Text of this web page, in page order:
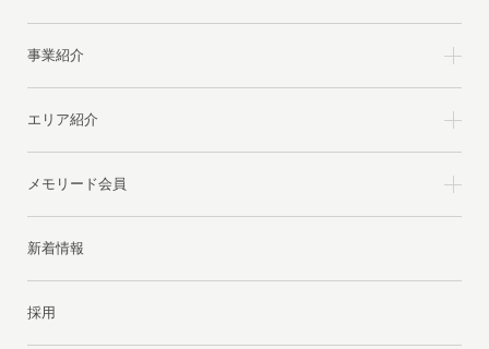
事業紹介
エリア紹介
メモリード会員
新着情報
採用